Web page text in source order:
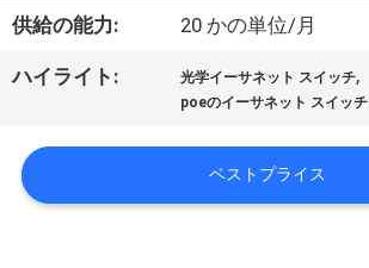
つ
い
工
供給の能力: 20 かの単位/月
ハイライト: 光学イーサネット スイッチ,
poeのイーサネット スイッチ
ベストプライス